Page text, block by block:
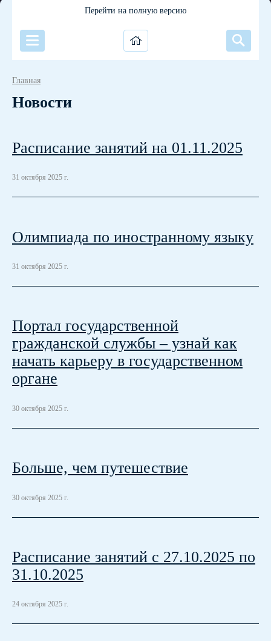
Перейти на полную версию
Главная
Новости
Расписание занятий на 01.11.2025
31 октября 2025 г.
Олимпиада по иностранному языку
31 октября 2025 г.
Портал государственной
гражданской службы – узнай как
начать карьеру в государственном
органе
30 октября 2025 г.
Больше, чем путешествие
30 октября 2025 г.
Расписание занятий с 27.10.2025 по
31.10.2025
24 октября 2025 г.